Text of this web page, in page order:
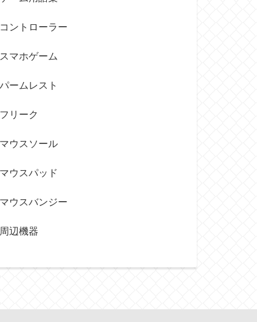
コントローラー
スマホゲーム
パームレスト
フリーク
マウスソール
マウスパッド
マウスバンジー
周辺機器